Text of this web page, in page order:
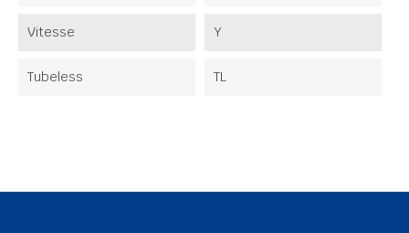
Vitesse Y
Tubeless TL